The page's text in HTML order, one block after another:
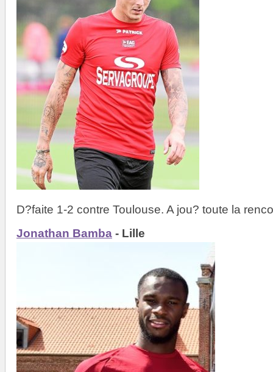
D?faite 1-2 contre Toulouse. A jou? toute la
Jonathan Bamba - Lille